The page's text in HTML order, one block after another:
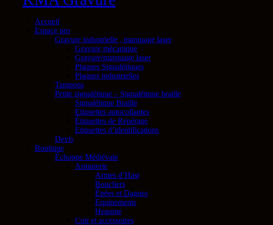
Accueil
Espace pro
Gravure industrielle , marquage laser
Gravure mécanique
Gravure/marquage laser
Plaques Signalétiques
Plaques industrielles
Tampons
Petite signalétique – Signalétique braille
Signalétique Braille
Etiquettes autocollantes
Étiquettes de Repérage
Etiquettes d’identifications
Devis
Boutique
Échoppe Médiévale
Armurerie
Armes d’Hast
Boucliers
Épées et Dagues
Equipements
Heaume
Cuir et accessoires